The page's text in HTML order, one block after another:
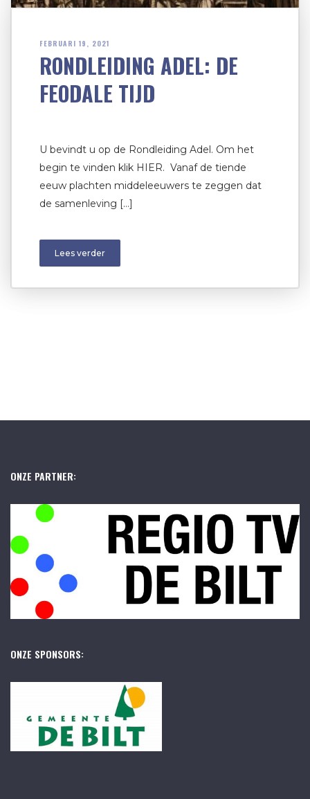
FEBRUARI 19, 2021
RONDLEIDING ADEL: DE
FEODALE TIJD
U bevindt u op de Rondleiding Adel. Om het
begin te vinden klik HIER. Vanaf de tiende
eeuw plachten middeleeuwers te zeggen dat
de samenleving […]
Lees verder
ONZE PARTNER:
ONZE SPONSORS: